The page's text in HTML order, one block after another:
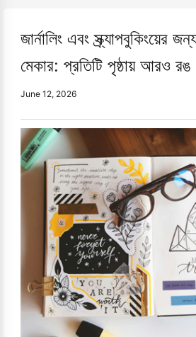
জার্নালিং এবং স্ক্র্যাপবুকিংয়ের
মেকার: প্রতিটি পৃষ্ঠায় আরও
June 12, 2026